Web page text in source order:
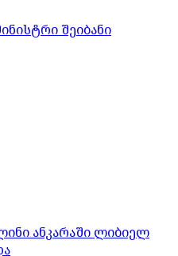
შეიბანი
ანკარაში ლიბიელ